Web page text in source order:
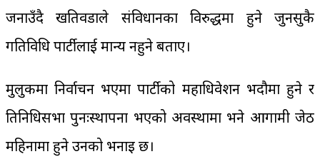
जनाउँदै खतिवडाले संविधानका विरुद्धमा हुने जुनसुकै
गतिविधि पार्टीलाई मान्य नहुने बताए।
मुलुकमा निर्वाचन भएमा पार्टीको महाधिवेशन भदौमा हुने र
प्रतिनिधिसभा पुनःस्थापना भएको अवस्थामा भने आगामी जेठ
महिनामा हुने उनको भनाइ छ।